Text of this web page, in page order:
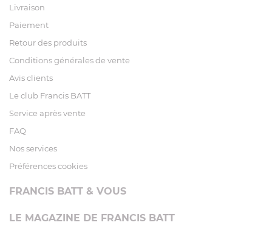
Livraison
Paiement
Retour des produits
Conditions générales de vente
Avis clients
Le club Francis BATT
Service après vente
FAQ
Nos services
Préférences cookies
FRANCIS BATT & VOUS
LE MAGAZINE DE FRANCIS BATT